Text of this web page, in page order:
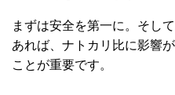
まずは安全を第一に。そし
あれば、ナトカリ比に影響
ことが重要です。